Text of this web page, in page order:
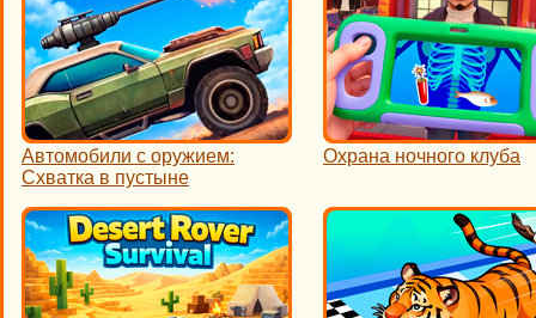
Автомобили с оружием:
Схватка в пустыне
Охрана ночного клуба